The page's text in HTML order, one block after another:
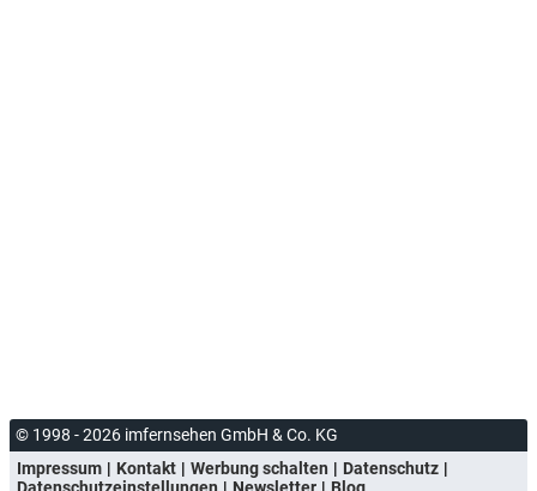
© 1998 - 2026 imfernsehen GmbH & Co. KG
Impressum
Kontakt Werbung schalten
Datenschutz